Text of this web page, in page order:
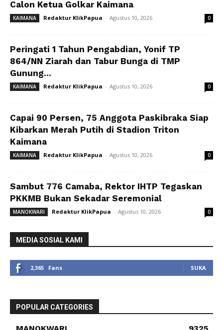
Calon Ketua Golkar Kaimana
KAIMANA Redaktur KlikPapua - Agustus 10, 2026 0
Peringati 1 Tahun Pengabdian, Yonif TP
864/NN Ziarah dan Tabur Bunga di TMP
Gunung...
KAIMANA Redaktur KlikPapua - Agustus 10, 2026 0
Capai 90 Persen, 75 Anggota Paskibraka Siap
Kibarkan Merah Putih di Stadion Triton
Kaimana
KAIMANA Redaktur KlikPapua - Agustus 10, 2026 0
Sambut 776 Camaba, Rektor IHTP Tegaskan
PKKMB Bukan Sekadar Seremonial
MANOKWARI Redaktur KlikPapua - Agustus 10, 2026 0
MEDIA SOSIAL KAMI
2,365 Fans SUKA
POPULAR CATEGORIES